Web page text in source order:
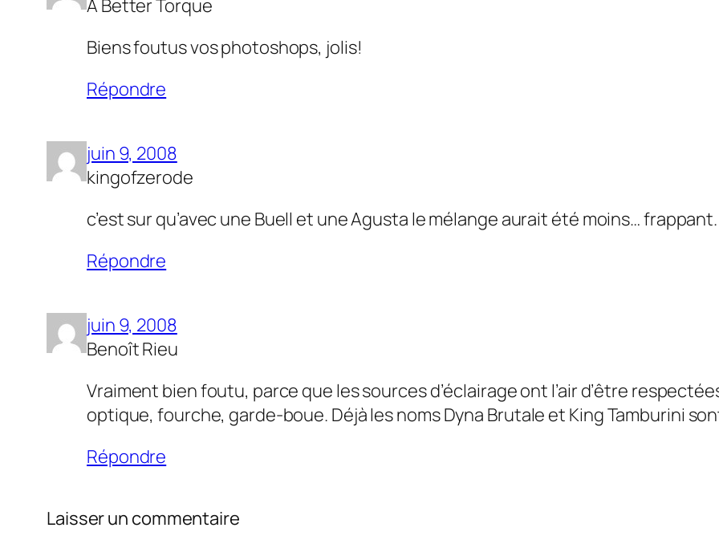
A Better Torque
Biens foutus vos photoshops, jolis!
Répondre
juin 9, 2008
kingofzerode
c’est sur qu’avec une Buell et une Agusta le mélange aurait été moins…
Répondre
juin 9, 2008
Benoît Rieu
Vraiment bien foutu, parce que les sources d’éclairage ont l’air d’être
optique, fourche, garde-boue. Déjà les noms Dyna Brutale et King Tamburini
Répondre
Laisser un commentaire